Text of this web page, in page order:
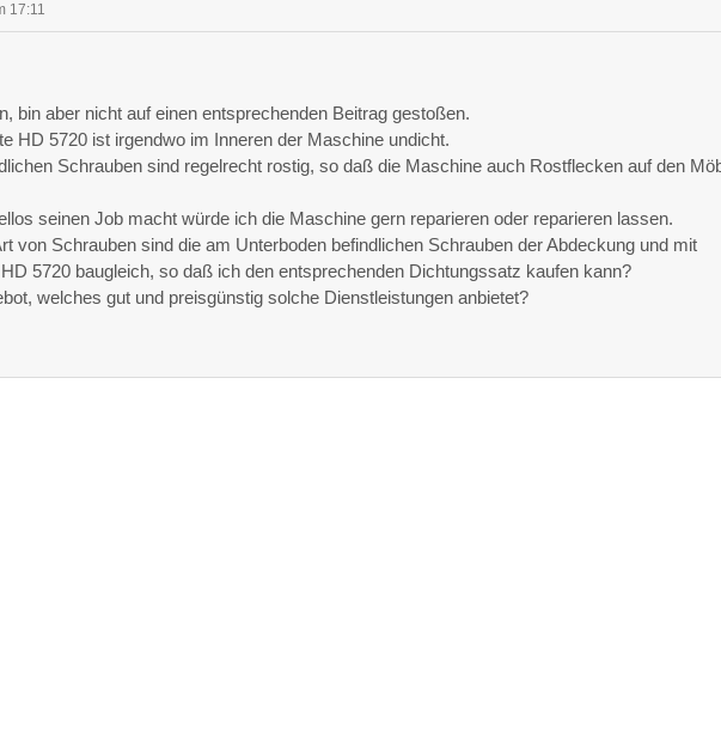
17:11
bin aber nicht auf einen entsprechenden Beitrag gestoßen.
HD 5720 ist irgendwo im Inneren der Maschine undicht.
Schrauben sind regelrecht rostig, so daß die Maschine auch Rostflecken auf den
seinen Job macht würde ich die Maschine gern reparieren oder reparieren lassen.
von Schrauben sind die am Unterboden befindlichen Schrauben der Abdeckung und mit
5720 baugleich, so daß ich den entsprechenden Dichtungssatz kaufen kann?
welches gut und preisgünstig solche Dienstleistungen anbietet?